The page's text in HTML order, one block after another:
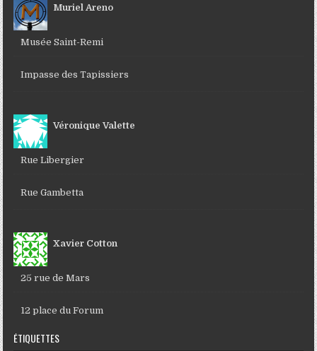
Muriel Areno
Musée Saint-Remi
Impasse des Tapissiers
Véronique Valette
Rue Libergier
Rue Gambetta
Xavier Cotton
25 rue de Mars
12 place du Forum
ÉTIQUETTES